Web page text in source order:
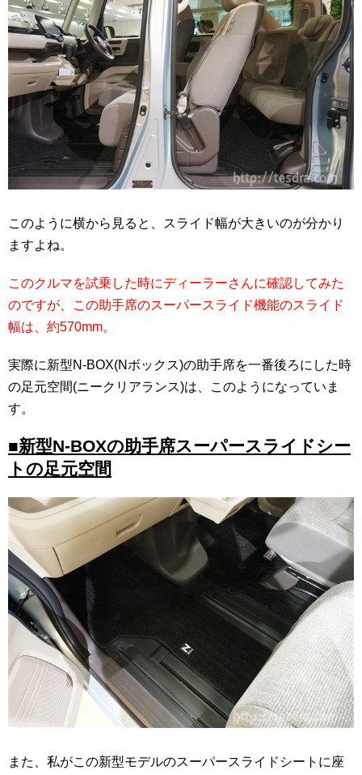
このように横から見ると、スライド幅が大きいのが分かり
ますよね。
このクルマを試乗した時にディーラーさんに確認してみた
のですが、この助手席のスーパースライド機能のスライド
幅は、約570mm。
実際に新型N-BOX(Nボックス)の助手席を一番後ろにした時
の足元空間(ニークリアランス)は、このようになっていま
す。
■新型N-BOXの助手席スーパースライドシー
トの足元空間
また、私がこの新型モデルのスーパースライドシートに座